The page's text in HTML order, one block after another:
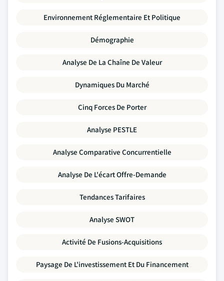
Environnement Réglementaire Et Politique
Démographie
Analyse De La Chaîne De Valeur
Dynamiques Du Marché
Cinq Forces De Porter
Analyse PESTLE
Analyse Comparative Concurrentielle
Analyse De L'écart Offre-Demande
Tendances Tarifaires
Analyse SWOT
Activité De Fusions-Acquisitions
Paysage De L'investissement Et Du Financement